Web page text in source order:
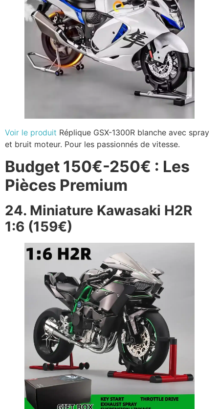
Voir le produit Réplique GSX-1300R blanche avec spray
et bruit moteur. Pour les passionnés de vitesse.
Budget 150€-250€ : Les
Pièces Premium
24. Miniature Kawasaki H2R
1:6 (159€)